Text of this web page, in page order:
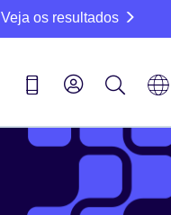
Veja os resultados